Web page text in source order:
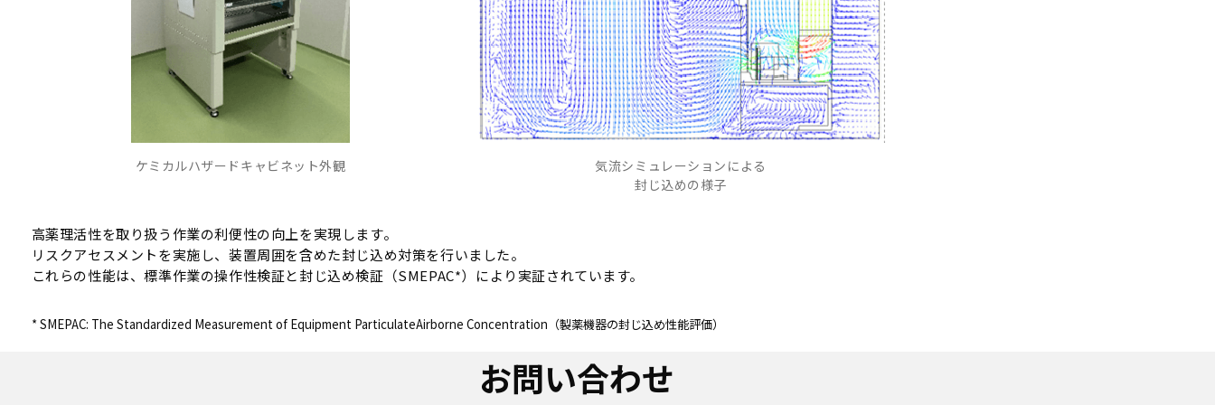
ケミカルハザードキャビネット外観
気流シミュレーションによる
封じ込めの様子
高薬理活性を取り扱う作業の利便性の向上を実現します。
リスクアセスメントを実施し、装置周囲を含めた封じ込め対策を行いました。
これらの性能は、標準作業の操作性検証と封じ込め検証（SMEPAC*）により実証されています。
* SMEPAC: The Standardized Measurement of Equipment ParticulateAirborne Concentration（製薬機器の封じ込め性能評価）
お問い合わせ